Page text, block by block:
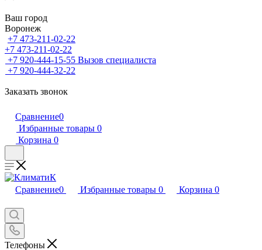
Ваш город
Воронеж
+7 473-211-02-22
+7 473-211-02-22
+7 920-444-15-55 Вызов специалиста
+7 920-444-32-22
Заказать звонок
Сравнение0
Избранные товары 0
Корзина 0
Сравнение0 Избранные товары 0 Корзина 0
Телефоны